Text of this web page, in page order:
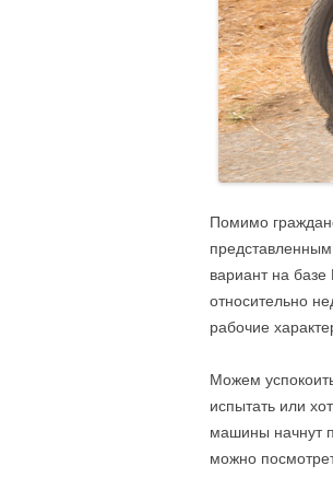
Помимо
вариант на
относительно
рабочие
Можем
испытать или
машины начнут
можно